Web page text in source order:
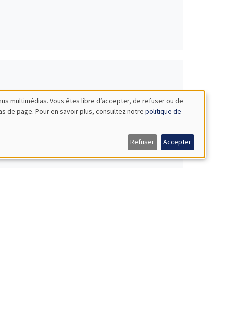
multimédias. Vous êtes libre d’accepter, de refuser ou de
de page. Pour en savoir plus, consultez notre politique de
Refuser Accepter